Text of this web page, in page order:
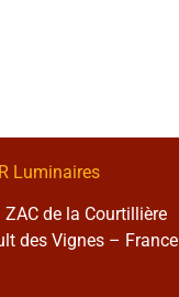
Luminaires
de la Courtillière
des Vignes – France